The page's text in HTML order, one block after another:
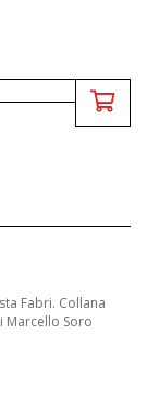
Fabri. Collana
Marcello Soro